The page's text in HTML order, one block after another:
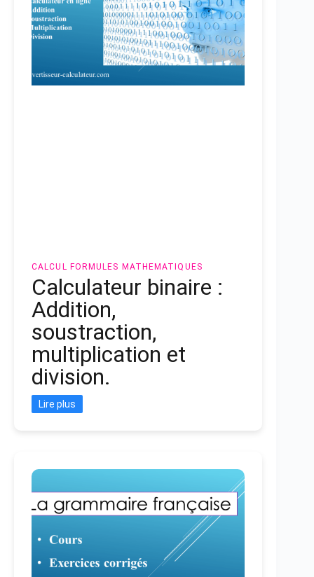
CALCUL FORMULES MATHEMATIQUES
Calculateur binaire :
Addition,
soustraction,
multiplication et
division.
Lire plus